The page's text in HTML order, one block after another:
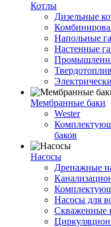
Котлы
Дизельные
Напольные
Настенные
Мембранные баки
Wester
баков
Насосы
Дренажные
Насосы для
Скваженные